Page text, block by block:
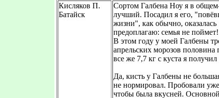
Кисляков П.
Батайск
Сортом Галбена Ноу я в
лучший. Посадил я его,
жизни", как обычно,
предоплагаю: семья не поймет!
В этом году у моей Галбены
апрельских морозов
все же 7,7 кг с куста я
Да, кисть у Галбены не
не нормировал. Пробовали
чтобы была вкусней.